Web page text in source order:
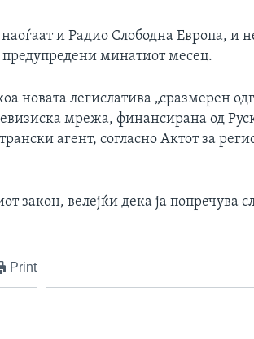
и Радио Слободна Европа, и
предупредени минатиот месец.
новата легислатива „сразмерен
мрежа, финансирана од
агент, согласно Актот за
закон, велејќи дека ја попречува
Print